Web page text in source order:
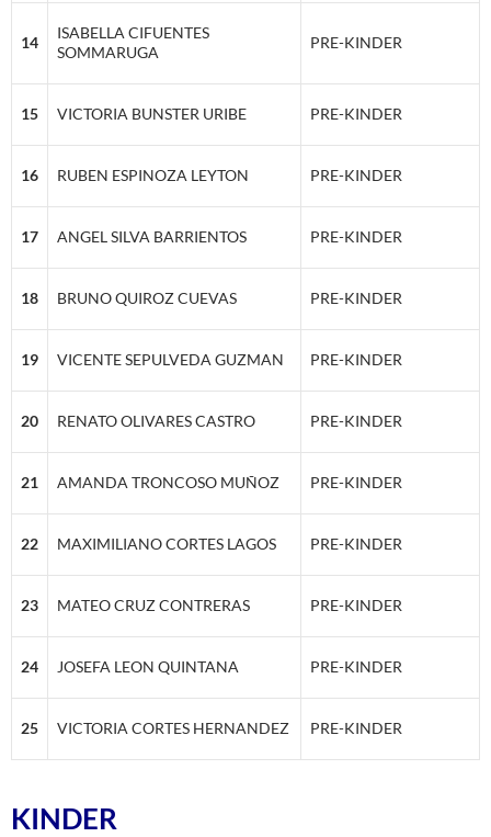
14
ISABELLA CIFUENTES
SOMMARUGA
PRE-KINDER
15 VICTORIA BUNSTER URIBE PRE-KINDER
16 RUBEN ESPINOZA LEYTON PRE-KINDER
17 ANGEL SILVA BARRIENTOS PRE-KINDER
18 BRUNO QUIROZ CUEVAS PRE-KINDER
19 VICENTE SEPULVEDA GUZMAN PRE-KINDER
20 RENATO OLIVARES CASTRO PRE-KINDER
21 AMANDA TRONCOSO MUÑOZ PRE-KINDER
22 MAXIMILIANO CORTES LAGOS PRE-KINDER
23 MATEO CRUZ CONTRERAS PRE-KINDER
24 JOSEFA LEON QUINTANA PRE-KINDER
25 VICTORIA CORTES HERNANDEZ PRE-KINDER
KINDER